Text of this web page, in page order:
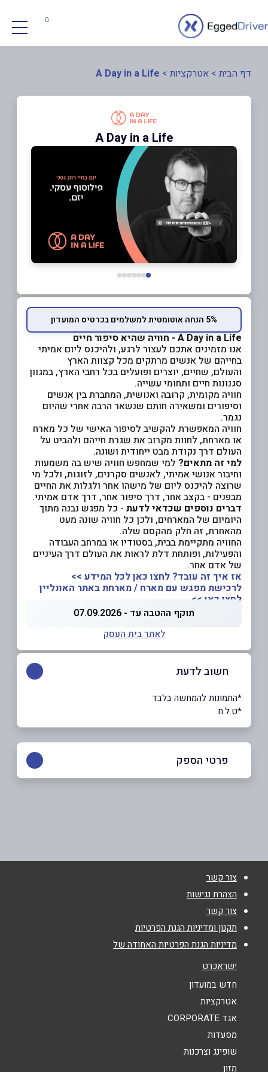
0
דף הבית > אטרקציות >
A Day in a Life
A Day in a Life
5% הנחה אוטומטית למשלמים בכרטיס המועדון
A Day in a Life - חוויה שהיא סיפור חיים
אנו מזמינים אתכם לעצור לרגע, ולהיכנס ליום אמיתי
בחייהם של אנשים מרתקים מכל קצוות הארץ
והעולם, שחיים, יוצרים ופועלים בכל רחבי הארץ, במגוון
סגנונות חיים ותחומי עשייה.
חוויה מקומית, קרובה ואנושית, המחברת בין אנשים
וסיפורים ומשאירה חותם שנשאר הרבה אחרי שהיום
נגמר.
חוויה המאפשרת להקשיב לסיפור האישי של כל מארח
או מארחת, לחוות מקרוב את שגרת חייהם ולהביט על
העולם דרך נקודת מבט ייחודית ושונה.
למי זה מתאים? למי שמחפש חוויה שיש בה משמעות
וחיבור אנושי אמיתי, לאנשים סקרנים, לזוגות, ולכל מי
שרוצה להיכנס ליום של מישהו אחר ולגלות את החיים
מבפנים - בקצב אחר, דרך סיפור אחר, דרך אדם אמיתי.
דברים נוספים שכדאי לדעת - כל מפגש נבנה מתוך
היומיום של המארחים, ולכן כל חוויה שונה מעט
מהאחרת, זה חלק מהקסם שלה.
החוויה מתקיימת בבית, בסטודיו או במרחב העבודה
והפעילות, ופותחת דלת לראות את העולם דרך העיניים
של אדם אחר.
אז איך זה עובד? לחצו כאן לכל המידע >>
לרכישת מפגש עם מארח / מארחת באתר האונליין
לחצו כאן >>
תוקף ההטבה עד - 07.09.2026
לאתר בית העסק
חשוב לדעת
*התמונות להמחשה בלבד
*ט.ל.ח
פרטי הספק
שם מלא
טלפון
נושא*
אנא חזרו אלי בקשר ל...
הודעה*
צור קשר
הצהרת נגישות
צור קשר
תקנון ומדיניות הגנת הפרטיות
מדיניות הגנת הפרטיות האחודה של
ישראכרט
חדש במועדון
אטרקציות
אגד CORPORATE
מסעדות
שופינג וצרכנות
מזון